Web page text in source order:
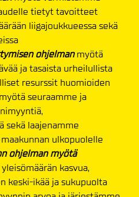
tietyt tavoitteet
liigajoukkueessa sekä
ohjelmanmyötä
ja tasaista urheilullista
resurssit huomioiden
myötä seuraamme ja
sekä laajenamme
ulkopuolelle
ohjelman myötä
kasvua,
keski-ikää ja sukupuolta